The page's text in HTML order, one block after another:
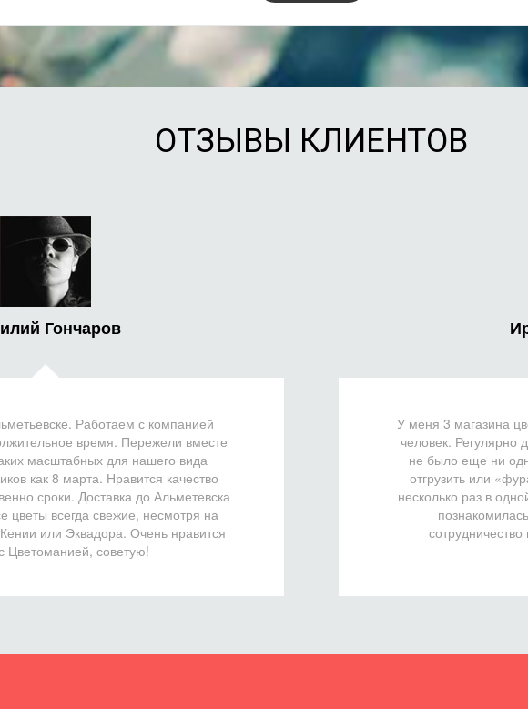
ОТЗЫВЫ КЛИЕНТОВ
Гончаров
Работаем с компанией
время. Пережели вместе
масштабных для нашего вида
как 8 марта. Нравится качество
сроки. Доставка до Альметевска
цветы всегда свежие, несмотря на
или Эквадора. Очень нравится
Цветоманией, советую!
У меня 3 магазина
человек. Регулярно
не было еще ни
отгрузить или
несколько раз в